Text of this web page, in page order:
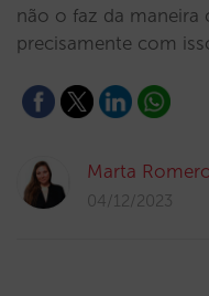
não o faz da maneira
precisamente com
Marta
04/12/2023